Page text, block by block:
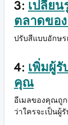
3: เปลี่ย
ตลาดขอ
ปรับสีแบบอักษ
4: เพิ่มผู้รั
คุณ
อีเมลของคุณถู
ว่าใครจะเป็นผู้รั